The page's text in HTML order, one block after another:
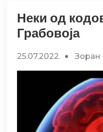
Неки од
Грабовоја
25.07.2022. Зоран